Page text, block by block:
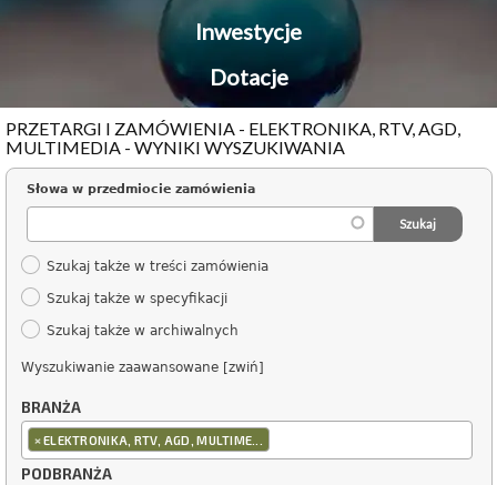
Inwestycje
Dotacje
PRZETARGI I ZAMÓWIENIA - ELEKTRONIKA, RTV, AGD,
MULTIMEDIA - WYNIKI WYSZUKIWANIA
Słowa w przedmiocie zamówienia
Szukaj także w treści zamówienia
Szukaj także w specyfikacji
Szukaj także w archiwalnych
Wyszukiwanie zaawansowane [zwiń]
BRANŻA
×ELEKTRONIKA, RTV, AGD, MULTIME...
PODBRANŻA